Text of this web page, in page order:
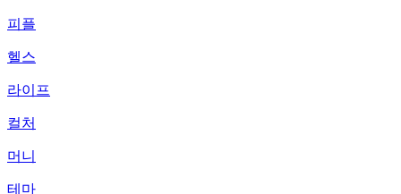
피플
헬스
라이프
컬처
머니
테마